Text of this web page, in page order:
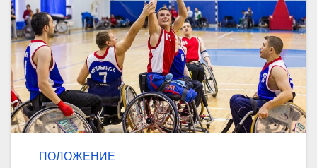
ПОЛОЖЕНИЕ